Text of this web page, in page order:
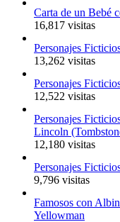
Carta de un Bebé
16,817 visitas
Personajes
13,262 visitas
Personajes
12,522 visitas
Personajes
Lincoln
12,180 visitas
Personajes
9,796 visitas
Famosos con
Yellowman